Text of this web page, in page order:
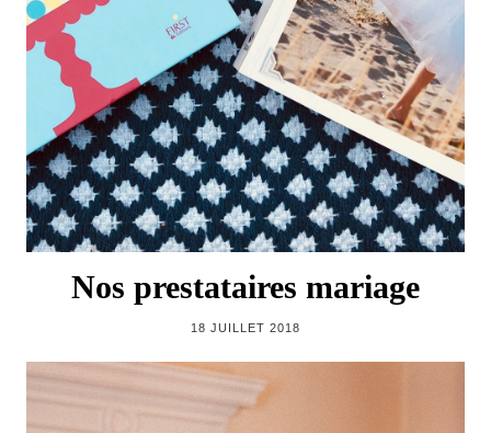
Nos prestataires mariage
18 JUILLET 2018